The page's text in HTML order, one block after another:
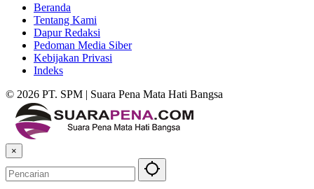
Beranda
Tentang Kami
Dapur Redaksi
Pedoman Media Siber
Kebijakan Privasi
Indeks
© 2026 PT. SPM | Suara Pena Mata Hati Bangsa
×